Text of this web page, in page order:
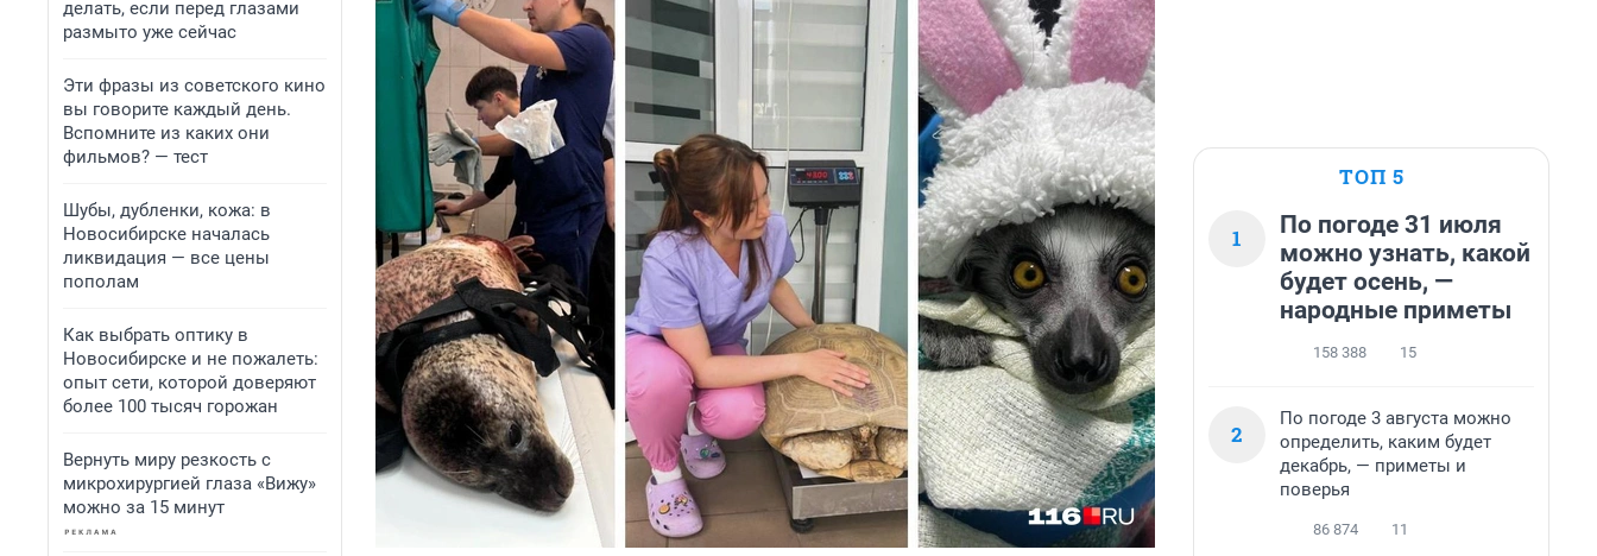
делать, если перед глазами
размыто уже сейчас
Эти фразы из советского кино
вы говорите каждый день.
Вспомните из каких они
фильмов? — тест
Шубы, дубленки, кожа: в
Новосибирске началась
ликвидация — все цены
пополам
Как выбрать оптику в
Новосибирске и не пожалеть:
опыт сети, которой доверяют
более 100 тысяч горожан
Вернуть миру резкость с
микрохирургией глаза «Вижу»
можно за 15 минут
ТОП 5
1
По погоде 31 июля
можно узнать, какой
будет осень, —
народные приметы
158 388 15
2
По погоде 3 августа можно
определить, каким будет
декабрь, — приметы и
поверья
86 874 11